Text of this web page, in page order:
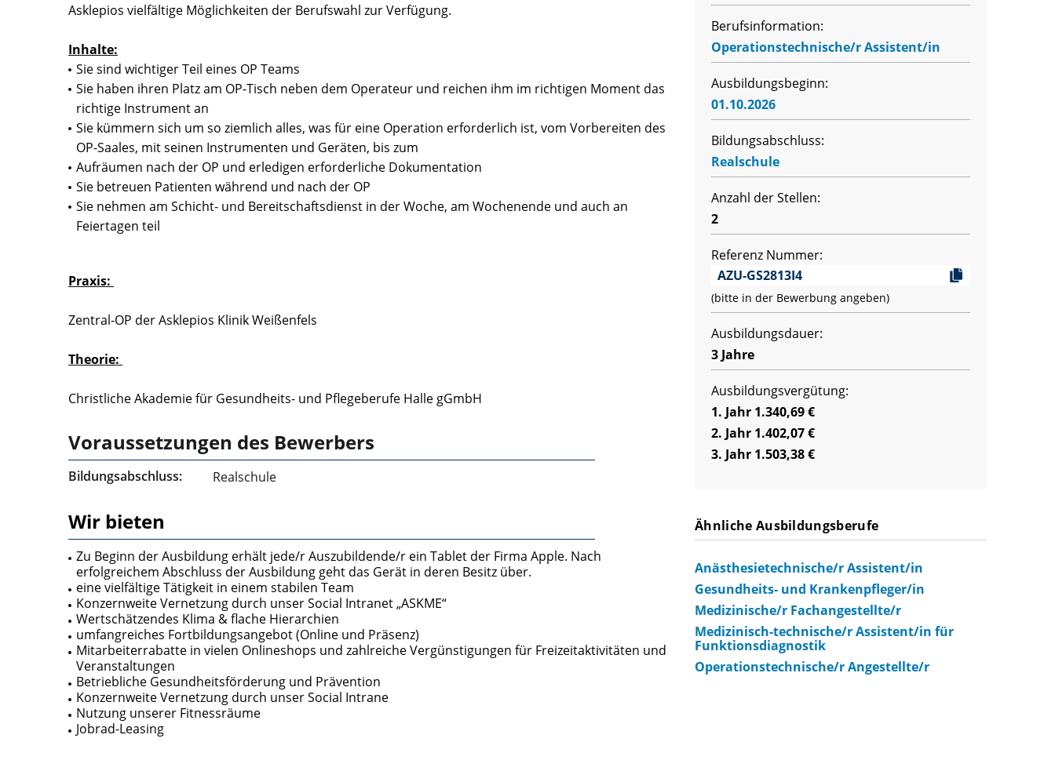
Asklepios vielfältige Möglichkeiten der Berufswahl zur Verfügung.
Inhalte:
Sie sind wichtiger Teil eines OP Teams
Sie haben ihren Platz am OP-Tisch neben dem Operateur und reichen ihm im richtigen Moment das
richtige Instrument an
Sie kümmern sich um so ziemlich alles, was für eine Operation erforderlich ist, vom Vorbereiten des
OP-Saales, mit seinen Instrumenten und Geräten, bis zum
Aufräumen nach der OP und erledigen erforderliche Dokumentation
Sie betreuen Patienten während und nach der OP
Sie nehmen am Schicht- und Bereitschaftsdienst in der Woche, am Wochenende und auch an
Feiertagen teil
Praxis:
Zentral-OP der Asklepios Klinik Weißenfels
Theorie:
Christliche Akademie für Gesundheits- und Pflegeberufe Halle gGmbH
Voraussetzungen des Bewerbers
Bildungsabschluss: Realschule
Wir bieten
Zu Beginn der Ausbildung erhält jede/r Auszubildende/r ein Tablet der Firma Apple. Nach
erfolgreichem Abschluss der Ausbildung geht das Gerät in deren Besitz über.
eine vielfältige Tätigkeit in einem stabilen Team
Konzernweite Vernetzung durch unser Social Intranet „ASKME“
Wertschätzendes Klima & flache Hierarchien
umfangreiches Fortbildungsangebot (Online und Präsenz)
Mitarbeiterrabatte in vielen Onlineshops und zahlreiche Vergünstigungen für Freizeitaktivitäten und
Veranstaltungen
Betriebliche Gesundheitsförderung und Prävention
Konzernweite Vernetzung durch unser Social Intrane
Nutzung unserer Fitnessräume
Jobrad-Leasing
Berufsinformation:
Operationstechnische/r Assistent/in
Ausbildungsbeginn:
01.10.2026
Bildungsabschluss:
Realschule
Anzahl der Stellen:
2
Referenz Nummer:
AZU-GS2813I4
(bitte in der Bewerbung angeben)
Ausbildungsdauer:
3 Jahre
Ausbildungsvergütung:
1. Jahr 1.340,69 €
2. Jahr 1.402,07 €
3. Jahr 1.503,38 €
Ähnliche Ausbildungsberufe
Anästhesietechnische/r Assistent/in
Gesundheits- und Krankenpfleger/in
Medizinische/r Fachangestellte/r
Medizinisch-technische/r Assistent/in für
Funktionsdiagnostik
Operationstechnische/r Angestellte/r